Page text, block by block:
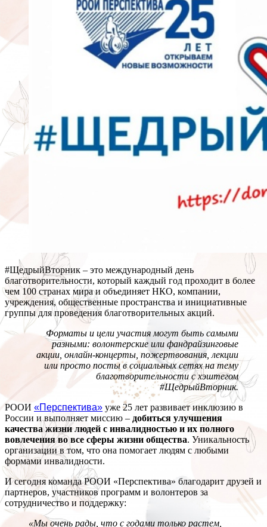
#ЩедрыйВторник – это международный день
благотворительности, который каждый год проходит в более
чем 100 странах мира и объединяет НКО, компании,
учреждения, общественные пространства и инициативные
группы для проведения благотворительных акций.
Форматы и цели участия могут быть самыми
разными: волонтерские или фандрайзинговые
акции, онлайн-концерты, пожертвования, лекции
или просто посты в социальных сетях на тему
благотворительности с хэштегом
#ЩедрыйВторник.
РООИ «Перспектива» уже 25 лет развивает инклюзию в
России и выполняет миссию – добиться улучшения
качества жизни людей с инвалидностью и их полного
вовлечения во все сферы жизни общества. Уникальность
организации в том, что она помогает людям с любыми
формами инвалидности.
И сегодня команда РООИ «Перспектива» благодарит друзей и
партнеров, участников программ и волонтеров за
сотрудничество и поддержку:
«Мы очень рады, что с годами только растем,